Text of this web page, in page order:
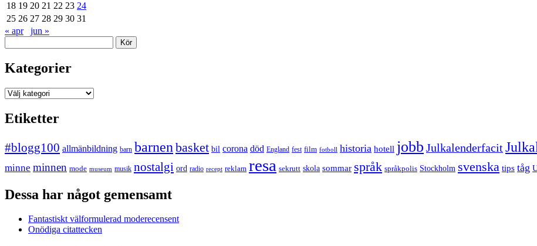
18 19 20 21 22 23 24
25 26 27 28 29 30 31
« apr
jun »
Kategorier
Kategorier
Etiketter
#blogg100 allmänbildning barn barnen basket bil corona död England fest film fotboll historia hotell jobb Julkalenderfacit
minne minnen mode museum musik nostalgi ord radio recept reklam resa sekrutt skola sommar språk språkpolis Stockholm svenska tips tåg
Dessa har något gemensamt
Fantastiskt välformulerad moderecensent
Onödiga citattecken